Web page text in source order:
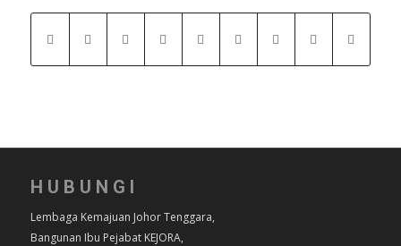
HUBUNGI
Lembaga Kemajuan Johor Tenggara,
Bangunan Ibu Pejabat KEJORA,